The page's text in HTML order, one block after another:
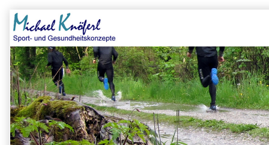
Skip
to
content